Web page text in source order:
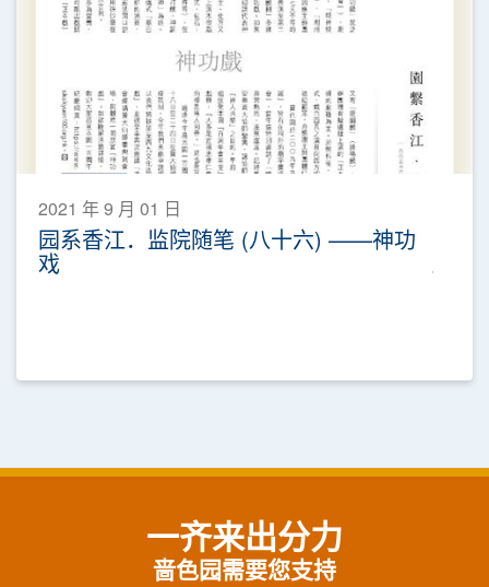
2021 年 9 月 01 日
园系香江．监院随笔 (八十六) ——神功
戏
一齐来出分力
啬色园需要您支持